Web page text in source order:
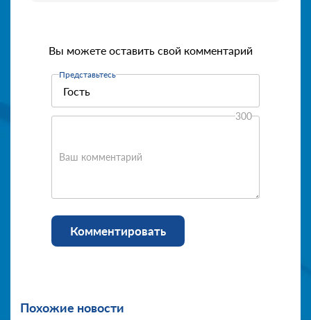
Вы можете оставить свой комментарий
Представьтесь
Ваш комментарий
300
Комментировать
Похожие новости